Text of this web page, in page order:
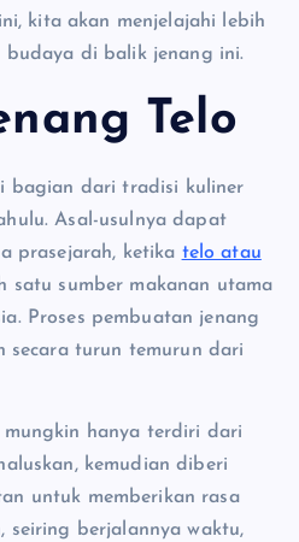
kita akan menjelajahi lebih
di balik jenang ini.
Telo
bagian dari tradisi kuliner
Asal-usulnya dapat
prasejarah, ketika telo atau
satu sumber makanan utama
Proses pembuatan jenang
secara turun temurun dari
mungkin hanya terdiri dari
kemudian diberi
untuk memberikan rasa
seiring berjalannya waktu,